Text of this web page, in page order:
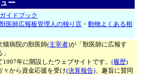
ー
イドブック
獣医師広報板管理人の独り言 ・動物よくある相
猫病院の獣医師(主宰者)が「獣医師に広報す
1997年に開設したウェブサイトです。(履歴)
々から資金応援を受け(決算報告)、趣旨に賛同